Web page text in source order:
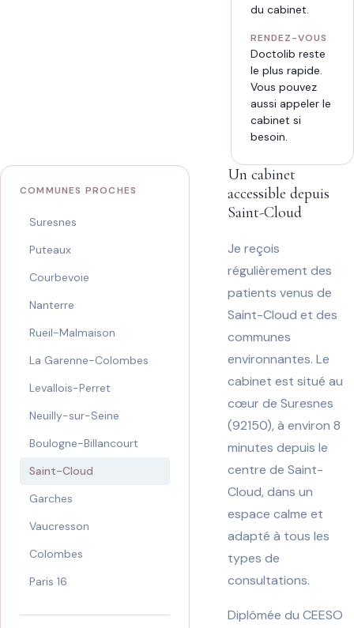
du cabinet.
RENDEZ-VOUS
Doctolib reste
le plus rapide.
Vous pouvez
aussi appeler le
cabinet si
besoin.
COMMUNES PROCHES
Suresnes
Puteaux
Courbevoie
Nanterre
Rueil-Malmaison
La Garenne-Colombes
Levallois-Perret
Neuilly-sur-Seine
Boulogne-Billancourt
Saint-Cloud
Garches
Vaucresson
Colombes
Paris 16
Un cabinet
accessible depuis
Saint-Cloud
Je reçois
régulièrement des
patients venus de
Saint-Cloud et des
communes
environnantes. Le
cabinet est situé au
cœur de Suresnes
(92150), à environ 8
minutes depuis le
centre de Saint-
Cloud, dans un
espace calme et
adapté à tous les
types de
consultations.
Diplômée du CEESO